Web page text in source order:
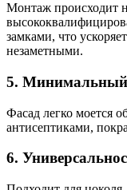
Монтаж происходит
замками, что
незаметными.
5. Минимальный
Фасад легко моется
антисептиками,
6.